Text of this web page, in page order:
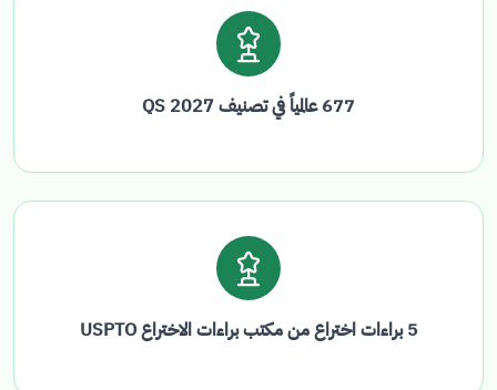
677 عالمياً في تصنيف QS 2027
5 براءات اختراع من مكتب براءات الاختراع USPTO